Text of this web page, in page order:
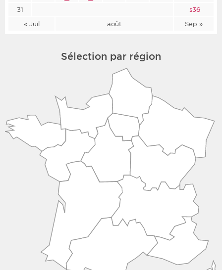
« Juil août Sep »
31
s36
Sélection par région